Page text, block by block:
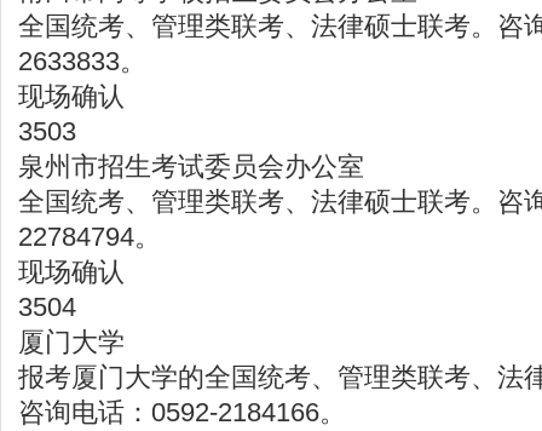
全国统考、管理类联考、法律硕士联考。咨
2633833。
现场确认
3503
泉州市招生考试委员会办公室
全国统考、管理类联考、法律硕士联考。咨
22784794。
现场确认
3504
厦门大学
报考厦门大学的全国统考、管理类联考、法
咨询电话：0592-2184166。